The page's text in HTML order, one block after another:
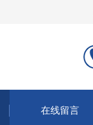
在线留言